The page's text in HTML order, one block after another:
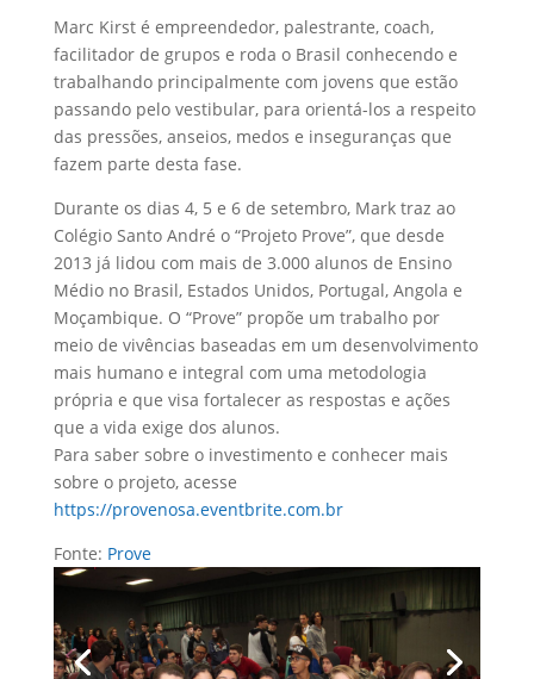
Marc Kirst é empreendedor, palestrante, coach,
facilitador de grupos e roda o Brasil conhecendo e
trabalhando principalmente com jovens que estão
passando pelo vestibular, para orientá-los a respeito
das pressões, anseios, medos e inseguranças que
fazem parte desta fase.
Durante os dias 4, 5 e 6 de setembro, Mark traz ao
Colégio Santo André o “Projeto Prove”, que desde
2013 já lidou com mais de 3.000 alunos de Ensino
Médio no Brasil, Estados Unidos, Portugal, Angola e
Moçambique. O “Prove” propõe um trabalho por
meio de vivências baseadas em um desenvolvimento
mais humano e integral com uma metodologia
própria e que visa fortalecer as respostas e ações
que a vida exige dos alunos.
Para saber sobre o investimento e conhecer mais
sobre o projeto, acesse
https://provenosa.eventbrite.com.br
Fonte: Prove